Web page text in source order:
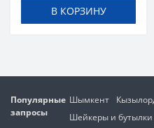
В КОРЗИНУ
Популярные
запросы
Шымкент
Шейкеры и бутылки